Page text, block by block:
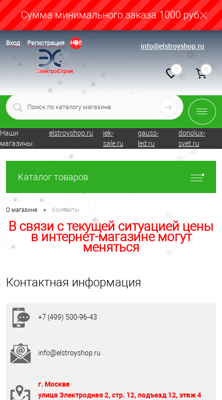
Cумма минимального заказа 1000 руб.
Вход Регистрация
Определение info@elstroyshop.ru
0 0
Наши
магазины:
elstroyshop.ru
iek-
sale.ru
gauss-
led.ru
donolux-
svet.ru
Каталог товаров
О магазине • Контакты
В связи с текущей ситуацией цены
в интернет-магазине могут
меняться
Контактная информация
+7 (499) 500-96-43
info@elstroyshop.ru
г. Москва
улица Электродная 2, стр. 12, подъезд 12, этаж 4